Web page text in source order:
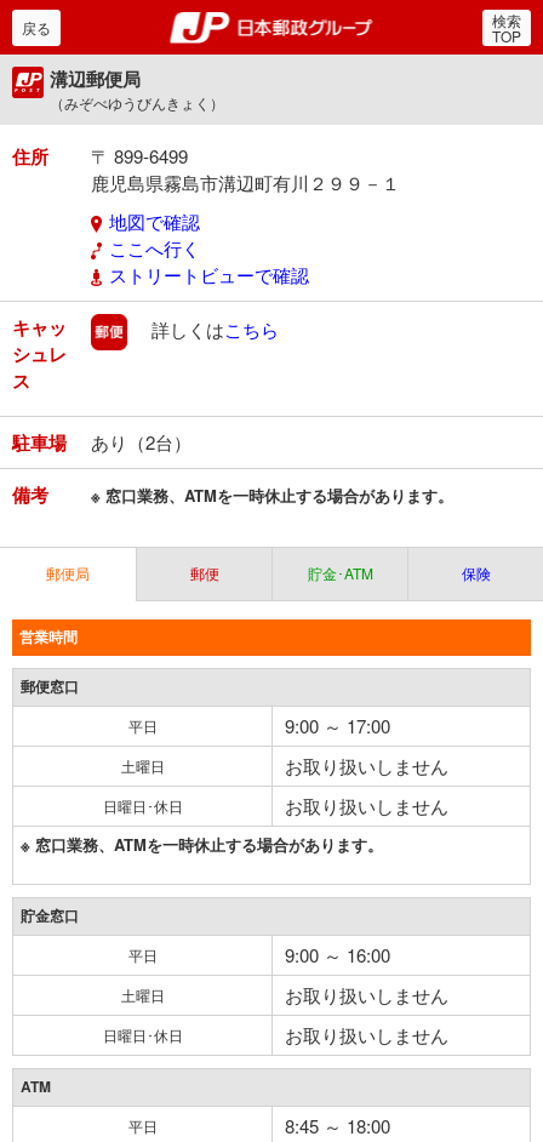
郵便局・日本郵政グルー
戻る 検索
TOP
溝辺郵便局
（みぞべゆうびんきょく）
住所
〒 899-6499
鹿児島県霧島市溝辺町有川２９９－１
地図で確認
ここへ行く
ストリートビューで確認
キャッ
シュレ
ス
郵便
詳しくはこちら
駐車場 あり（2台）
備考 ※ 窓口業務、ATMを一時休止する場合があります。
郵便局 郵便 貯金･ATM 保険
営業時間
郵便窓口
平日 9:00 ～ 17:00
土曜日 お取り扱いしません
日曜日･休日 お取り扱いしません
※ 窓口業務、ATMを一時休止する場合があります。
貯金窓口
平日 9:00 ～ 16:00
土曜日 お取り扱いしません
日曜日･休日 お取り扱いしません
ATM
平日 8:45 ～ 18:00